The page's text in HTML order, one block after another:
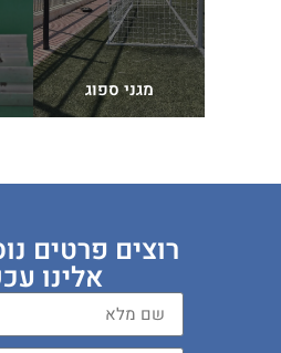
מגני ספוג
רוצים פרטים
אלינו